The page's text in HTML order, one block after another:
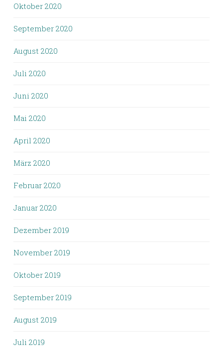
Oktober 2020
September 2020
August 2020
Juli 2020
Juni 2020
Mai 2020
April 2020
März 2020
Februar 2020
Januar 2020
Dezember 2019
November 2019
Oktober 2019
September 2019
August 2019
Juli 2019